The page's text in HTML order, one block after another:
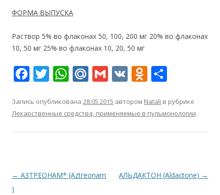
ФОРМА ВЫПУСКА
Раствор 5% во флаконах 50, 100, 200 мг 20% во флаконах
10, 50 мг 25% во флаконах 10, 20, 50 мг
F
e
b
k
T
itt
er
W
at
s
p
M
l.
R
G
ai
l
V O
n
o
s
ni
п
р
и
т
Запись опубликована 28.05.2015 автором Natali в рубрике
Лекарственные средства, применяемые в пульмонологии.
Навигация
по
← АЗТРЕОНАМ* (Aztreonam
)
АЛЬДАКТОН (Aldactone) →